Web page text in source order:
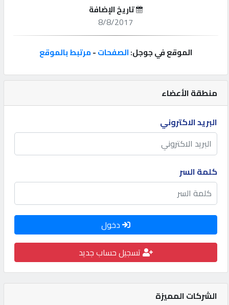
إعلانات
المنتدى
كيو
مزاد
كيو
نمبر
كارز
كيو
ماركت
منطقة الأعضاء
البريد الاكتروني
كلمة السر
دخول
تسجيل حساب جديد
الشركات المميزة
تاريخ الإضافة
8/8/2017
الموقع في جوجل:الصفحات-مرتبط بالموقع